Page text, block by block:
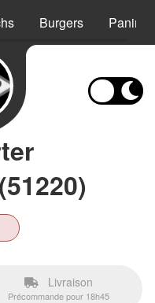
Burgers Paninis
Livraison
Précommande pour 18h45